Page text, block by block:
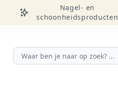
Nagel- en
schoonheidsproducten
Zoeken